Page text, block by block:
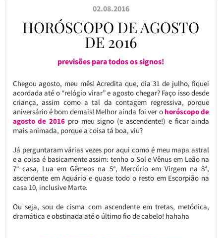
02.08.2016
HORÓSCOPO DE AGOSTO
DE 2016
previsões para todos os signos!
Chegou agosto, meu mês! Acredita que, dia 31 de julho, fiquei
acordada até o “relógio virar” e agosto chegar? Faço isso desde
criança, assim como a tal da contagem regressiva, porque
aniversário é bom demais! Melhor ainda foi ver o horóscopo de
agosto de 2016 pro meu signo (e ascendente!) e ficar ainda
mais animada, porque a coisa tá boa, viu?
Já perguntaram várias vezes por aqui como é meu mapa astral
e a coisa é basicamente assim: tenho o Sol e Vênus em Leão na
7ª casa, Lua em Gêmeos na 5ª, Mercúrio em Virgem na 8ª,
ascendente em Aquário e quase todo o resto em Escorpião na
casa 10, inclusive Marte.
Ou seja, sou de cisma com ascendente em tretas, metódica,
dramática e obstinada até o último fio de cabelo! hahaha